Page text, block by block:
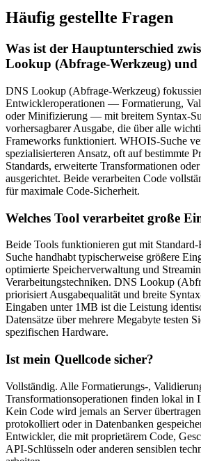
Häufig gestellte Fragen
Was ist der Hauptunterschied
Lookup (Abfrage-Werkzeug) und
DNS Lookup (Abfrage-Werkzeug)
Entwickleroperationen — Formatierung,
oder Minifizierung — mit breitem Syntax-
vorhersagbarer Ausgabe, die über alle
Frameworks funktioniert. WHOIS-Suche
spezialisierteren Ansatz, oft auf bestimmte
Standards, erweiterte Transformationen
ausgerichtet. Beide verarbeiten Code
für maximale Code-Sicherheit.
Welches Tool verarbeitet große
Beide Tools funktionieren gut mit
Suche handhabt typischerweise größere
optimierte Speicherverwaltung und
Verarbeitungstechniken. DNS Lookup
priorisiert Ausgabequalität und breite
Eingaben unter 1MB ist die Leistung
Datensätze über mehrere Megabyte testen
spezifischen Hardware.
Ist mein Quellcode sicher?
Vollständig. Alle Formatierungs-,
Transformationsoperationen finden lokal in
Kein Code wird jemals an Server
protokolliert oder in Datenbanken
Entwickler, die mit proprietärem Code,
API-Schlüsseln oder anderen sensiblen